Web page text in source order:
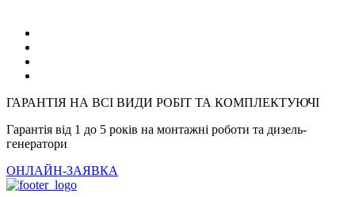
ГАРАНТІЯ НА ВСІ ВИДИ РОБІТ ТА КОМПЛЕКТУЮЧІ
Гарантія від 1 до 5 років на монтажні роботи та дизель-
генератори
ОНЛАЙН-ЗАЯВКА